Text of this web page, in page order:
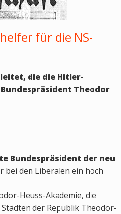
für die NS-
die die Hitler-
Theodor
Bundespräsident der neu
bei den Liberalen ein hoch
Heuss-Akademie, die
der Republik Theodor-